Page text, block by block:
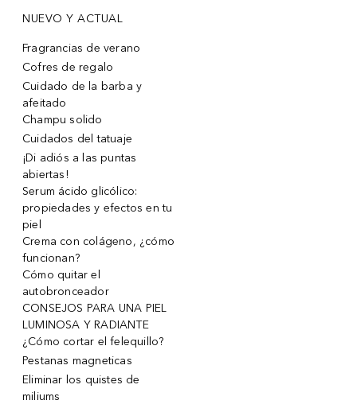
NUEVO Y ACTUAL
Fragrancias de verano
Cofres de regalo
Cuidado de la barba y
afeitado
Champu solido
Cuidados del tatuaje
¡Di adiós a las puntas
abiertas!
Serum ácido glicólico:
propiedades y efectos en tu
piel
Crema con colágeno, ¿cómo
funcionan?
Cómo quitar el
autobronceador
CONSEJOS PARA UNA PIEL
LUMINOSA Y RADIANTE
¿Cómo cortar el felequillo?
Pestanas magneticas
Eliminar los quistes de
miliums